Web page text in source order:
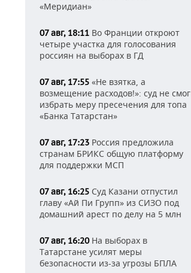
«Меридиан»
07 авг, 18:11 Во Франции откроют
четыре участка для голосования
россиян на выборах в ГД
07 авг, 17:55 «Не взятка, а
возмещение расходов!»: суд не смог
избрать меру пресечения для топа
«Банка Татарстан»
07 авг, 17:23 Россия предложила
странам БРИКС общую платформу
для поддержки МСП
07 авг, 16:25 Суд Казани отпустил
главу «Ай Пи Групп» из СИЗО под
домашний арест по делу на 5 млн
07 авг, 16:20На выборах в
Татарстане усилят меры
безопасности из-за угрозы БПЛА